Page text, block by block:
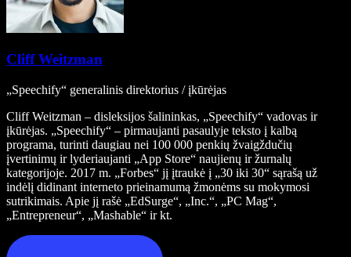
Cliff Weitzman
„Speechify“ generalinis direktorius / įkūrėjas
Cliff Weitzman – disleksijos šalininkas, „Speechify“ vadovas ir
įkūrėjas. „Speechify“ – pirmaujanti pasaulyje teksto į kalbą
programa, turinti daugiau nei 100 000 penkių žvaigždučių
įvertinimų ir lyderiaujanti „App Store“ naujienų ir žurnalų
kategorijoje. 2017 m. „Forbes“ jį įtraukė į „30 iki 30“ sąrašą už
indėlį didinant interneto prieinamumą žmonėms su mokymosi
sutrikimais. Apie jį rašė „EdSurge“, „Inc.“, „PC Mag“,
„Entrepreneur“, „Mashable“ ir kt.